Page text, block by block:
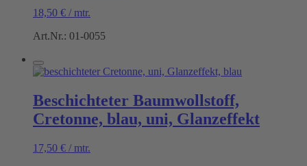
18,50 € / mtr.
Art.Nr.: 01-0055
Beschichteter Baumwollstoff,
Cretonne, blau, uni, Glanzeffekt
17,50 € / mtr.